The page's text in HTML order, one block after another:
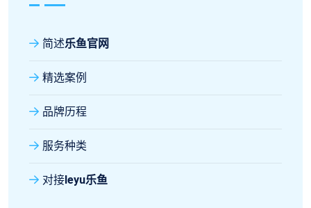
简述乐鱼官网
精选案例
品牌历程
服务种类
对接 leyu乐鱼